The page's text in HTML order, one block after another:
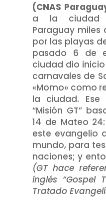
(CNAS
a la ciudad
Paraguay miles
por las playas
pasado 6 de
ciudad dio
carnavales de
«Momo» como
la ciudad.
“Misión GT”
14 de Mateo
este evangelio
mundo, para
naciones; y
(GT hace
inglés “Gospel
Tratado